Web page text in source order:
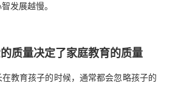
发展越慢。
质量决定了家庭教育的质量
育孩子的时候，通常都会忽略孩子的